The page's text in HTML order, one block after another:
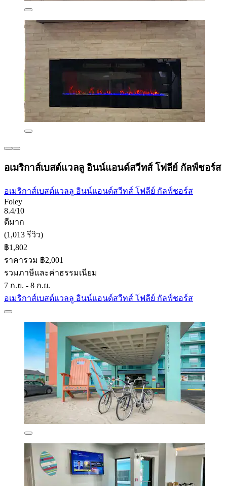
อเมริกาส์เบสต์แวลลู อินน์แอนด์สวีทส์ โฟลีย์ กัลฟ์ชอร์ส
อเมริกาส์เบสต์แวลลู อินน์แอนด์สวีทส์ โฟลีย์ กัลฟ์ชอร์ส
Foley
8.4/10
ดีมาก
(1,013 รีวิว)
฿1,802
ราคารวม ฿2,001
รวมภาษีและค่าธรรมเนียม
7 ก.ย. - 8 ก.ย.
อเมริกาส์เบสต์แวลลู อินน์แอนด์สวีทส์ โฟลีย์ กัลฟ์ชอร์ส